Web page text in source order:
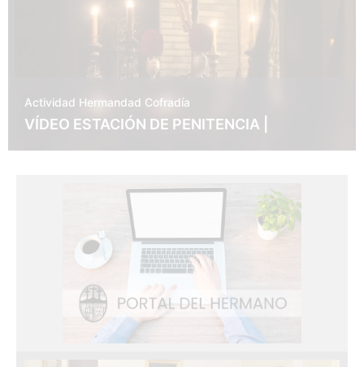
Actividad Hermandad Cofradía
VÍDEO ESTACIÓN DE PENITENCIA |